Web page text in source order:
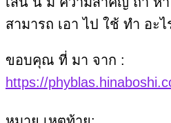
สามารถ เอา ไป ใช้ ทำ อะ
ขอบคุณ ที่ มา จาก :
https://